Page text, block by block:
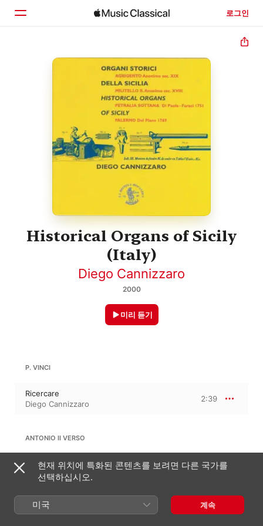
로그인
Historical Organs of Sicily
(Italy)
Diego Cannizzaro
2000
미리 듣기
P. VINCI
Ricercare
Diego Cannizzaro
2:39
ANTONIO II VERSO
Ricercare
Diego Cannizzaro
3:22
GIOANPIETRO DEL BUONO
현재 위치에 특화된 콘텐츠를 보려면 다른 국가를
선택하십시오.
미국 계속